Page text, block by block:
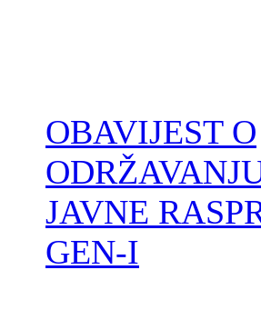
OBAVIJEST O
JAVNE
GEN-I